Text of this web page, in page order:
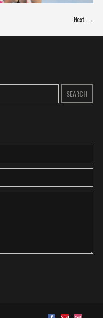
Next →
SEARCH